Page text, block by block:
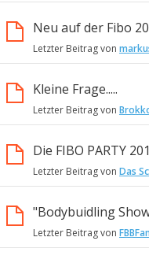
Neu auf der Fibo
Letzter Beitrag von
Kleine Frage.....
Letzter Beitrag von
Die FIBO PARTY
Letzter Beitrag von Das
"Bodybuidling
Letzter Beitrag von FBBFan